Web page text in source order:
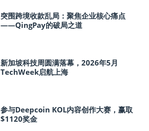
突围跨境收款乱局：聚焦企业核心痛点
——QingPay的破局之道
新加坡科技周圆满落幕，2026年5月
TechWeek启航上海
参与Deepcoin KOL内容创作大赛，赢取
$1120奖金